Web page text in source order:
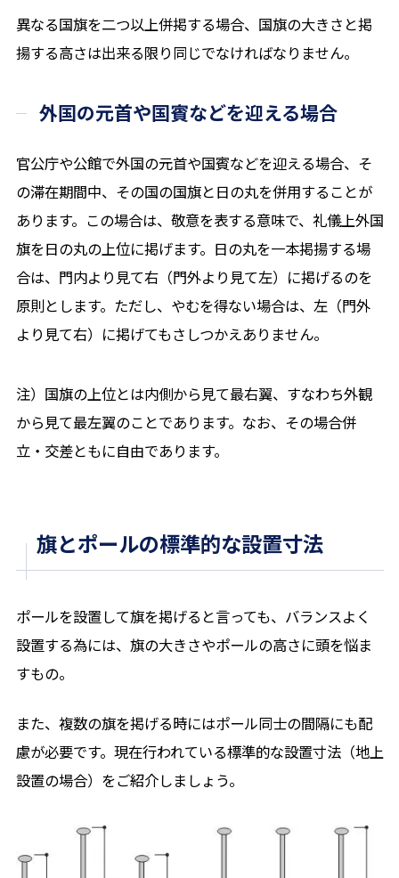
異なる国旗を二つ以上併掲する場合、国旗の大きさと掲
揚する高さは出来る限り同じでなければなりません。
外国の元首や国賓などを迎える場合
官公庁や公館で外国の元首や国賓などを迎える場合、そ
の滞在期間中、その国の国旗と日の丸を併用することが
あります。この場合は、敬意を表する意味で、礼儀上外国
旗を日の丸の上位に掲げます。日の丸を一本掲揚する場
合は、門内より見て右（門外より見て左）に掲げるのを
原則とします。ただし、やむを得ない場合は、左（門外
より見て右）に掲げてもさしつかえありません。
注）国旗の上位とは内側から見て最右翼、すなわち外観
から見て最左翼のことであります。なお、その場合併
立・交差ともに自由であります。
旗とポールの標準的な設置寸法
ポールを設置して旗を掲げると言っても、バランスよく
設置する為には、旗の大きさやポールの高さに頭を悩ま
すもの。
また、複数の旗を掲げる時にはポール同士の間隔にも配
慮が必要です。現在行われている標準的な設置寸法（地上
設置の場合）をご紹介しましょう。